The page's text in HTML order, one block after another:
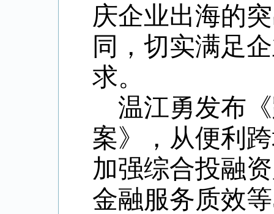
庆企业出海的
同，切实满足
求。
温江勇发布
案》，从便利
加强综合投融
金融服务质效等